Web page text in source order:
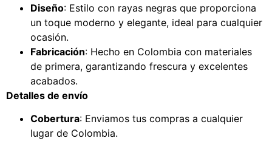
Diseño: Estilo con rayas negras que proporciona
un toque moderno y elegante, ideal para cualquier
ocasión.
Fabricación: Hecho en Colombia con materiales
de primera, garantizando frescura y excelentes
acabados.
Detalles de envío
Cobertura: Enviamos tus compras a cualquier
lugar de Colombia.